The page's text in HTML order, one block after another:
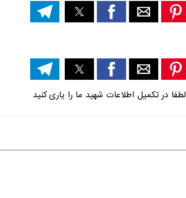
لطفا در تکمیل اطلاعات شهید ما را یاری کنید